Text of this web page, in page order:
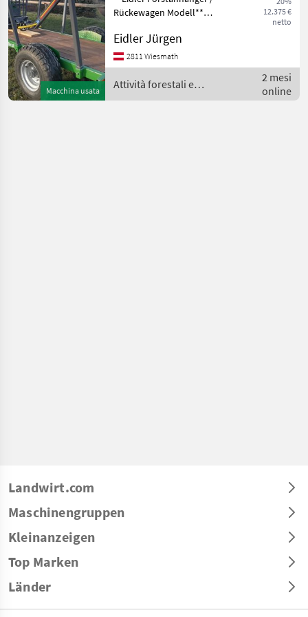
E 4
4,6D
MARKETPLACE
Marketplace
Offerte dei
rivenditori
Annunci
Macchina usata
12.375 €
netto
Rückewagen Modell**
**Breite:** 180 cm
**Ausstattung und
Merkmale:** - **Rahmen:**
Eidler Jürgen
2811 Wiesmath
Attività forestali e
lavorazione del legno /
2 mesi
online
Landwirt.com
Maschinengruppen
Kleinanzeigen
Top Marken
Länder